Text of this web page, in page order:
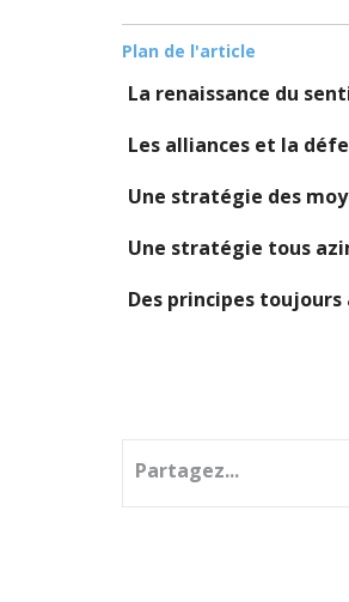
Plan de l'article
La renaissance du
Les alliances et la
Une stratégie des
Une stratégie tous
Des principes toujours
Partagez...